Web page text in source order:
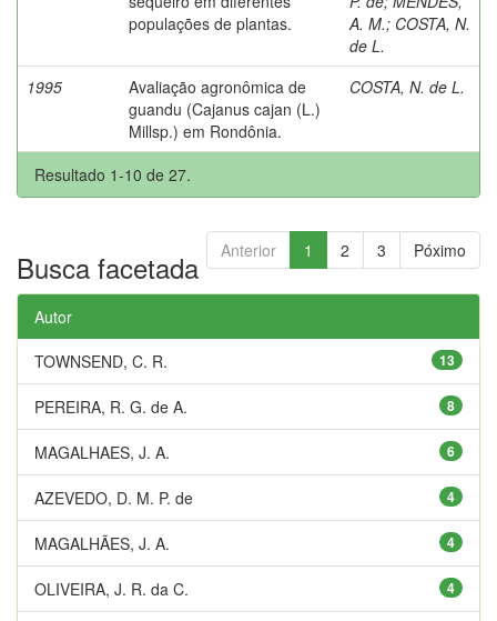
populações de plantas.
A. M.; COSTA, N.
de L.
1995
Avaliação agronômica de
guandu (Cajanus cajan (L.)
Millsp.) em Rondônia.
COSTA, N. de L.
Resultado 1-10 de 27.
Anterior 1 2 3 Póximo
Busca facetada
Autor
13
TOWNSEND, C. R.
8
PEREIRA, R. G. de A.
6
MAGALHAES, J. A.
4
AZEVEDO, D. M. P. de
4
MAGALHÃES, J. A.
4
OLIVEIRA, J. R. da C.